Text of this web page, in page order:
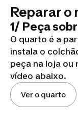
Reparar o
1/ Peça
O quarto é a
instala o
peça na loja ou
vídeo abaixo.
Ver o quarto